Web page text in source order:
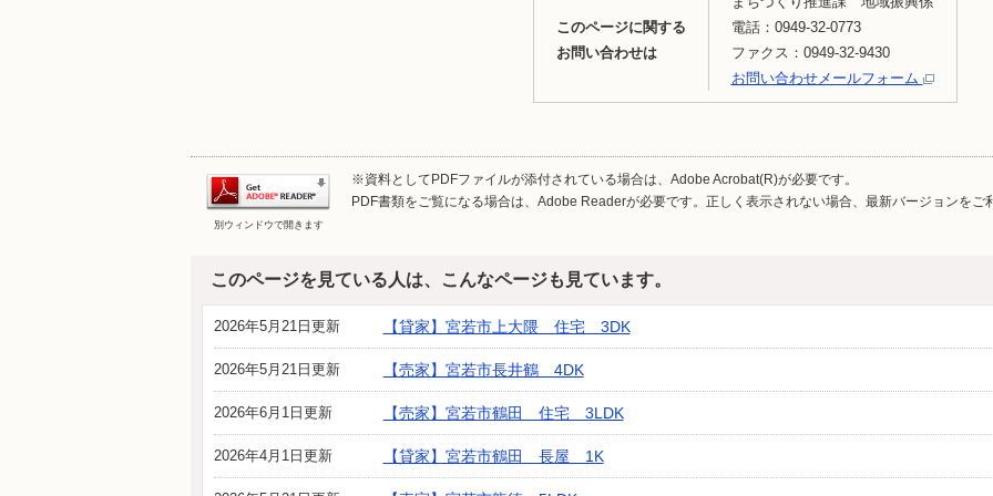
このページに関する
お問い合わせは
電話：0949-32-0773
ファクス：0949-32-9430
お問い合わせメールフォーム
別ウィンドウで開きます
※資料としてPDFファイルが添付されている場合は、Adobe Acrobat(R)が必要です。
PDF書類をご覧になる場合は、Adobe Readerが必要です。正しく表示されない場合、最新バージョンをご
このページを見ている人は、こんなページも見ています。
2026年5月21日更新 【貸家】宮若市上大隈 住宅 3DK
2026年5月21日更新 【売家】宮若市長井鶴 4DK
2026年6月1日更新 【売家】宮若市鶴田 住宅 3LDK
2026年4月1日更新 【貸家】宮若市鶴田 長屋 1K